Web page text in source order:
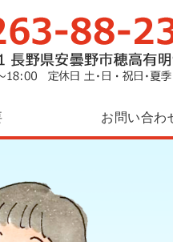
後等デイサー
お問い合わ